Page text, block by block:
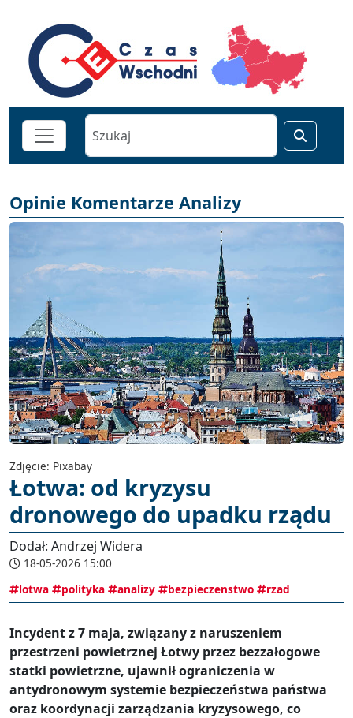
Opinie Komentarze Analizy
Zdjęcie: Pixabay
Łotwa: od kryzysu
dronowego do upadku rządu
Dodał: Andrzej Widera
18-05-2026 15:00
lotwa
polityka analizy bezpieczenstwo rzad
Incydent z 7 maja, związany z naruszeniem
przestrzeni powietrznej Łotwy przez bezzałogowe
statki powietrzne, ujawnił ograniczenia w
antydronowym systemie bezpieczeństwa państwa
oraz koordynacji zarządzania kryzysowego, co